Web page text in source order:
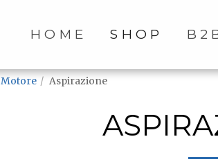
HOME SHOP
Motore Aspirazione